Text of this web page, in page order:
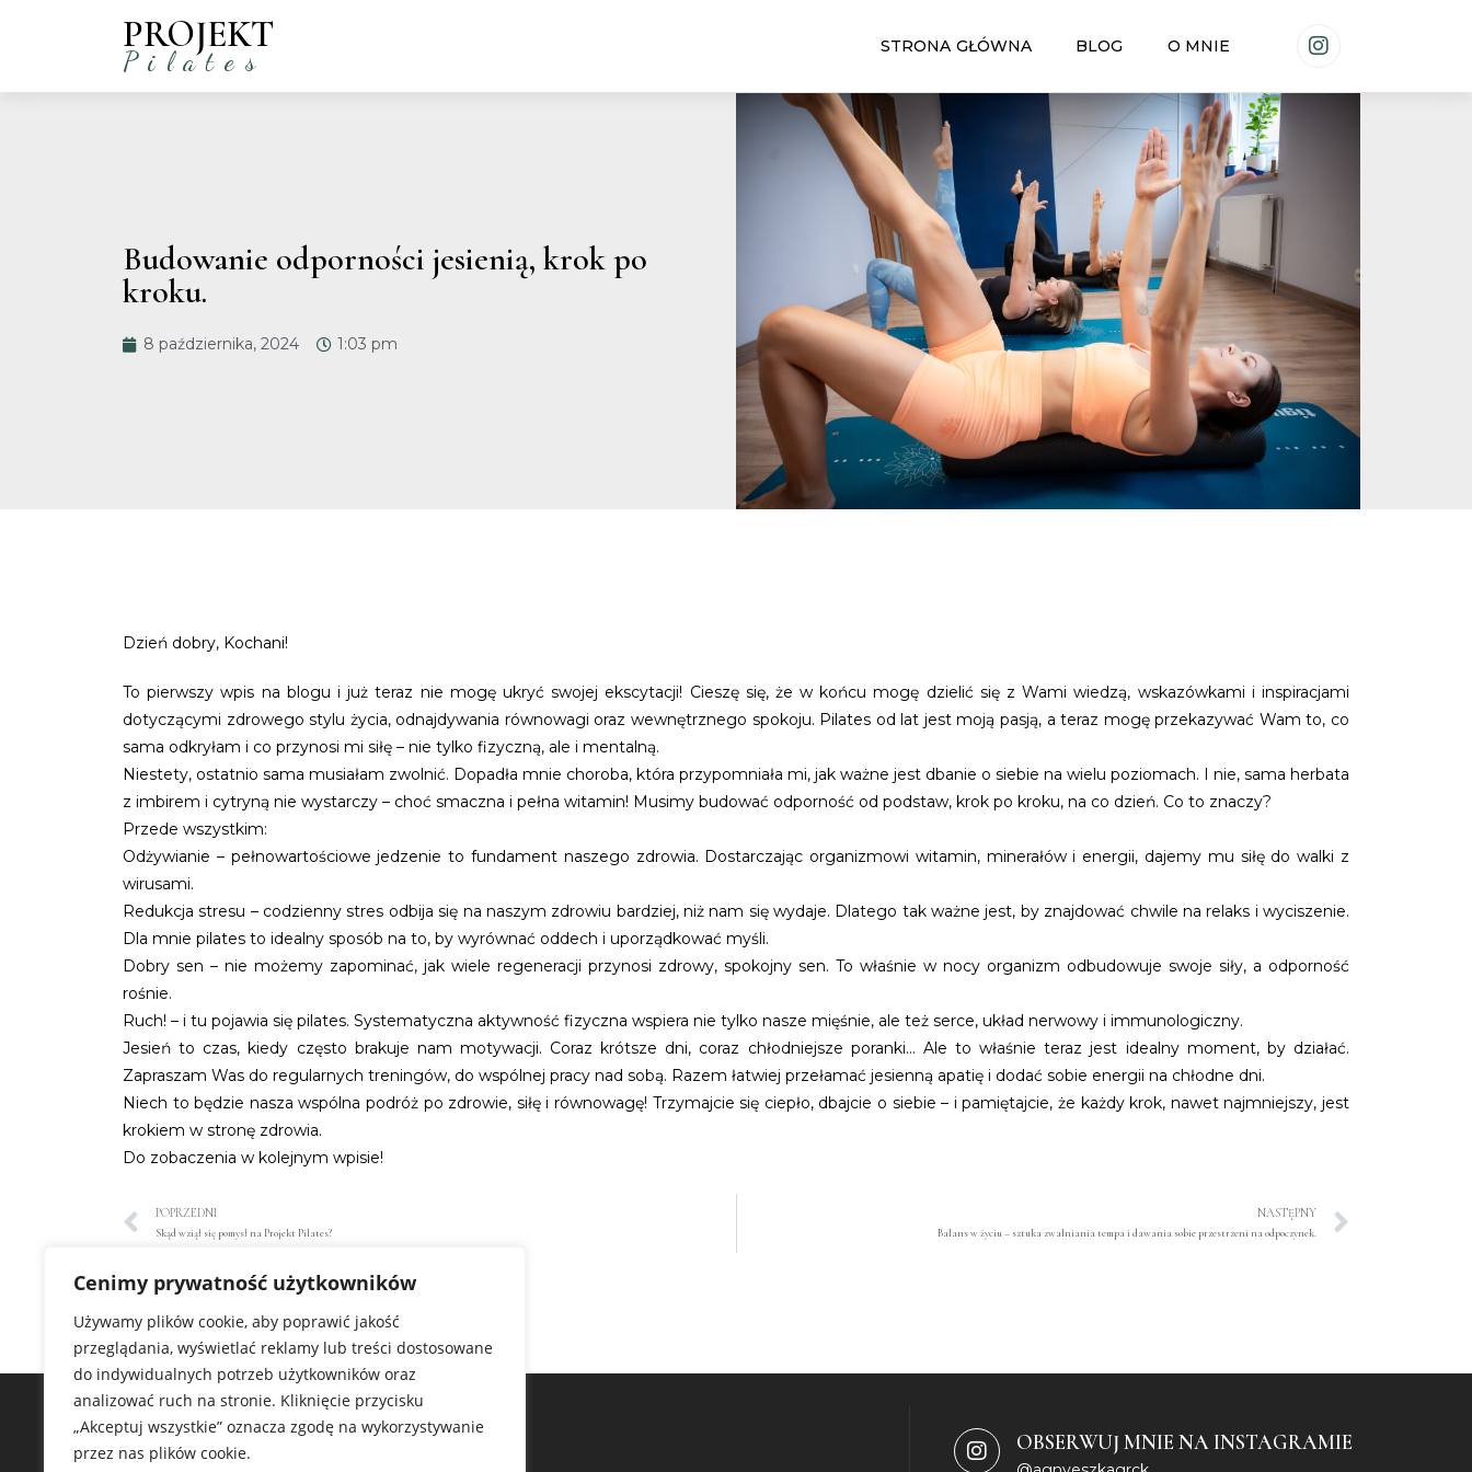
Cenimy prywatność użytkowników
Używamy plików cookie, aby poprawić jakość
przeglądania, wyświetlać reklamy lub treści dostosowane
do indywidualnych potrzeb użytkowników oraz
analizować ruch na stronie. Kliknięcie przycisku
„Akceptuj wszystkie” oznacza zgodę na wykorzystywanie
przez nas plików cookie.
PROJEKT
Pilates STRONA GŁÓWNA BLOG O MNIE
Budowanie odporności jesienią, krok po
kroku.
8 października, 2024 1:03 pm
Dzień dobry, Kochani!
To pierwszy wpis na blogu i już teraz nie mogę ukryć swojej ekscytacji! Cieszę się, że w końcu mogę dzielić się z Wami wiedzą, wskazówkami i inspiracjami
dotyczącymi zdrowego stylu życia, odnajdywania równowagi oraz wewnętrznego spokoju. Pilates od lat jest moją pasją, a teraz mogę przekazywać Wam to, co
sama odkryłam i co przynosi mi siłę – nie tylko fizyczną, ale i mentalną.
Niestety, ostatnio sama musiałam zwolnić. Dopadła mnie choroba, która przypomniała mi, jak ważne jest dbanie o siebie na wielu poziomach. I nie, sama herbata
z imbirem i cytryną nie wystarczy – choć smaczna i pełna witamin! Musimy budować odporność od podstaw, krok po kroku, na co dzień. Co to znaczy?
Przede wszystkim:
Odżywianie – pełnowartościowe jedzenie to fundament naszego zdrowia. Dostarczając organizmowi witamin, minerałów i energii, dajemy mu siłę do walki z
wirusami.
Redukcja stresu – codzienny stres odbija się na naszym zdrowiu bardziej, niż nam się wydaje. Dlatego tak ważne jest, by znajdować chwile na relaks i wyciszenie.
Dla mnie pilates to idealny sposób na to, by wyrównać oddech i uporządkować myśli.
Dobry sen – nie możemy zapominać, jak wiele regeneracji przynosi zdrowy, spokojny sen. To właśnie w nocy organizm odbudowuje swoje siły, a odporność
rośnie.
Ruch! – i tu pojawia się pilates. Systematyczna aktywność fizyczna wspiera nie tylko nasze mięśnie, ale też serce, układ nerwowy i immunologiczny.
Jesień to czas, kiedy często brakuje nam motywacji. Coraz krótsze dni, coraz chłodniejsze poranki… Ale to właśnie teraz jest idealny moment, by działać.
Zapraszam Was do regularnych treningów, do wspólnej pracy nad sobą. Razem łatwiej przełamać jesienną apatię i dodać sobie energii na chłodne dni.
Niech to będzie nasza wspólna podróż po zdrowie, siłę i równowagę! Trzymajcie się ciepło, dbajcie o siebie – i pamiętajcie, że każdy krok, nawet najmniejszy, jest
krokiem w stronę zdrowia.
Do zobaczenia w kolejnym wpisie!
POPRZEDNI
Skąd wziął się pomysł na Projekt Pilates?
NASTĘPNY
Balans w życiu – sztuka zwalniania tempa i dawania sobie przestrzeni na odpoczynek.
PROJEKT OBSERWUJ MNIE NA INSTAGRAMIE